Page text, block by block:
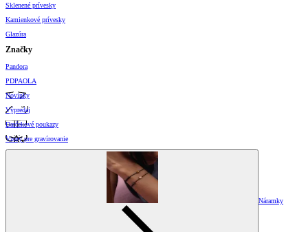
Sklenené prívesky
Kamienkové prívesky
Glazúra
Značky
Pandora
PDPAOLA
Novinky
Výpredaj
Darčekové poukazy
Vzory pre gravírovanie
Náramky